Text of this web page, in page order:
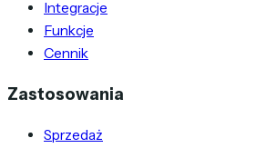
Integracje
Funkcje
Cennik
Zastosowania
Sprzedaż